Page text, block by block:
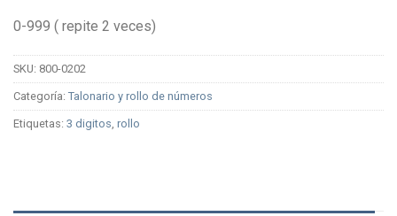
0-999 ( repite 2 veces)
SKU: 800-0202
Categoría: Talonario y rollo de números
Etiquetas: 3 digitos, rollo